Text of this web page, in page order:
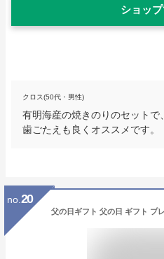
ショッ
クロス(50代・男性)
有明海産の焼きのりのセット
歯ごたえも良くオススメです。
no. 20